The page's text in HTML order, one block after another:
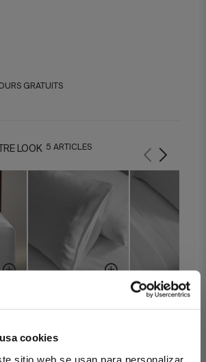
cookies
sitio web se usan para personalizar
GRATUITS
LOOK 5 ARTICLES
400
Blanc
Drap Plat Regent